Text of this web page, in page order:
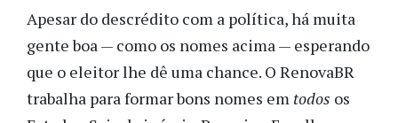
Apesar do descrédito com a política, há muita
gente boa — como os nomes acima — esperando
que o eleitor lhe dê uma chance. O RenovaBR
trabalha para formar bons nomes em todos os